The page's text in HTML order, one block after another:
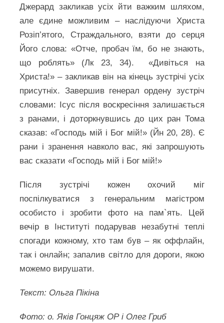
Джерард закликав усіх йти важким шляхом,
але єдине можливим – наслідуючи Христа
Розіп’ятого, Страждального, взяти до серця
Його слова: «Отче, пробач їм, бо не знають,
що роблять» (Лк 23, 34). «Дивіться на
Христа!» – закликав він на кінець зустрічі усіх
присутніх. Завершив генерал ордену зустріч
словами: Ісус після воскресіння залишається
з ранами, і доторкнувшись до цих ран Тома
сказав: «Господь мій і Бог мій!» (Йн 20, 28). Є
рани і зранення навколо вас, які запрошують
вас сказати «Господь мій і Бог мій!»
Після зустрічі кожен охочий міг
поспілкуватися з генеральним магістром
особисто і зробити фото на пам`ять. Цей
вечір в Iнституті подарував незабутні теплі
спогади кожному, хто там був – як оффлайн,
так і онлайн; запалив світло для дороги, якою
можемо вирушати.
Текст: Ольга Пікіна
Фото: о. Яків Гонцяж ОР і Олег Гриб